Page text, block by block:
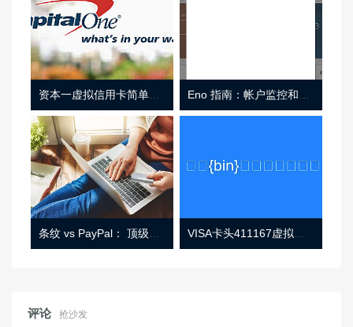
资本一虚拟信用卡简单介绍
条纹 vs PayPal： 顶级功能， 定价 （和更多！ VISA卡头411167虚拟卡基础信息
评论 抢沙发